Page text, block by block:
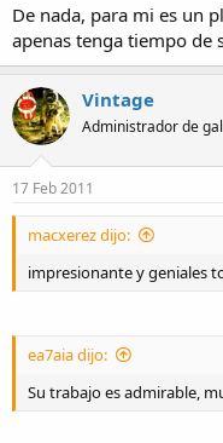
De nada, para mi es un
apenas tenga tiempo de
Vintage
Administrador de
17 Feb 2011
macxerez dijo:
impresionante y geniales
ea7aia dijo:
Su trabajo es admirable,